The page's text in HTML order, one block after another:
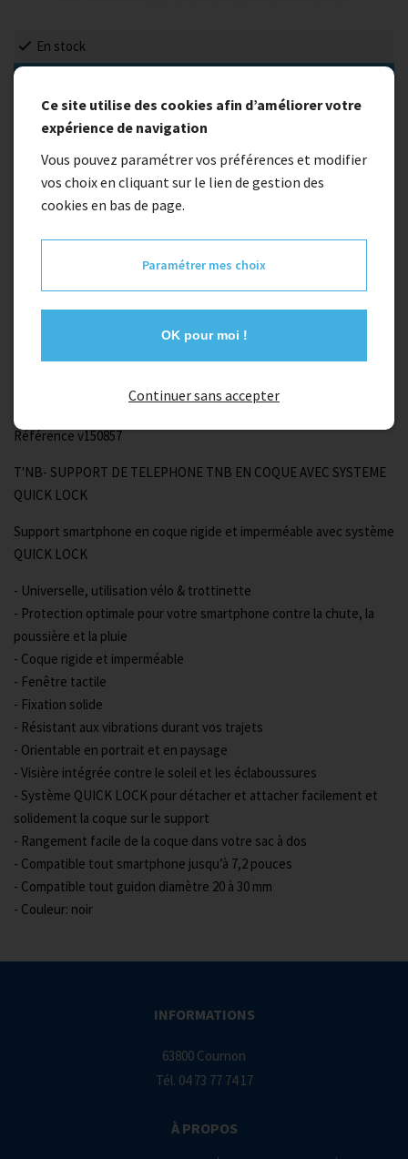
En stock
Support de telephone avec coque
systéme quick lock
30,00 €
Description
Référence v150857
T'NB- SUPPORT DE TELEPHONE TNB EN COQUE AVEC SYSTEME
QUICK LOCK
Support smartphone en coque rigide et imperméable avec système
QUICK LOCK
- Universelle, utilisation vélo & trottinette
- Protection optimale pour votre smartphone contre la chute, la
poussière et la pluie
- Coque rigide et imperméable
- Fenêtre tactile
- Fixation solide
- Résistant aux vibrations durant vos trajets
- Orientable en portrait et en paysage
- Visière intégrée contre le soleil et les éclaboussures
- Système QUICK LOCK pour détacher et attacher facilement et
solidement la coque sur le support
- Rangement facile de la coque dans votre sac à dos
- Compatible tout smartphone jusqu’à 7,2 pouces
- Compatible tout guidon diamètre 20 à 30 mm
- Couleur: noir
INFORMATIONS
63800 Cournon
Tél. 04 73 77 74 17
À PROPOS
Ce site utilise des cookies afin d’améliorer votre
expérience de navigation
Vous pouvez paramétrer vos préférences et modifier
vos choix en cliquant sur le lien de gestion des
cookies en bas de page.
Paramétrer mes choix
OK pour moi !
Continuer sans accepter